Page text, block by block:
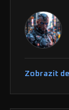
Zobrazit